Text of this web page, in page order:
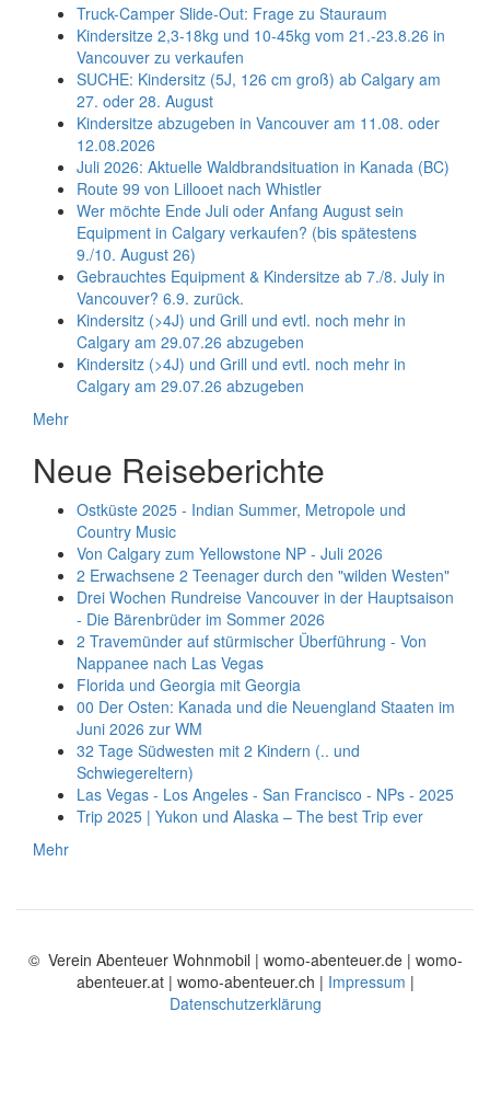
Truck-Camper Slide-Out: Frage zu Stauraum
Kindersitze 2,3-18kg und 10-45kg vom 21.-23.8.26 in
Vancouver zu verkaufen
SUCHE: Kindersitz (5J, 126 cm groß) ab Calgary am
27. oder 28. August
Kindersitze abzugeben in Vancouver am 11.08. oder
12.08.2026
Juli 2026: Aktuelle Waldbrandsituation in Kanada (BC)
Route 99 von Lillooet nach Whistler
Wer möchte Ende Juli oder Anfang August sein
Equipment in Calgary verkaufen? (bis spätestens
9./10. August 26)
Gebrauchtes Equipment & Kindersitze ab 7./8. July in
Vancouver? 6.9. zurück.
Kindersitz (>4J) und Grill und evtl. noch mehr in
Calgary am 29.07.26 abzugeben
Kindersitz (>4J) und Grill und evtl. noch mehr in
Calgary am 29.07.26 abzugeben
Mehr
Neue Reiseberichte
Ostküste 2025 - Indian Summer, Metropole und
Country Music
Von Calgary zum Yellowstone NP - Juli 2026
2 Erwachsene 2 Teenager durch den "wilden Westen"
Drei Wochen Rundreise Vancouver in der Hauptsaison
- Die Bärenbrüder im Sommer 2026
2 Travemünder auf stürmischer Überführung - Von
Nappanee nach Las Vegas
Florida und Georgia mit Georgia
00 Der Osten: Kanada und die Neuengland Staaten im
Juni 2026 zur WM
32 Tage Südwesten mit 2 Kindern (.. und
Schwiegereltern)
Las Vegas - Los Angeles - San Francisco - NPs - 2025
Trip 2025 | Yukon und Alaska – The best Trip ever
Mehr
© Verein Abenteuer Wohnmobil | womo-abenteuer.de | womo-
abenteuer.at | womo-abenteuer.ch | Impressum |
Datenschutzerklärung